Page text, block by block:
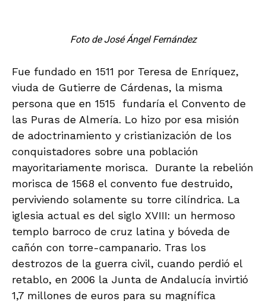
Foto de José Ángel Fernández
Fue fundado en 1511 por Teresa de Enríquez,
viuda de Gutierre de Cárdenas, la misma
persona que en 1515 fundaría el Convento de
las Puras de Almería. Lo hizo por esa misión
de adoctrinamiento y cristianización de los
conquistadores sobre una población
mayoritariamente morisca. Durante la rebelión
morisca de 1568 el convento fue destruido,
perviviendo solamente su torre cilíndrica. La
iglesia actual es del siglo XVIII: un hermoso
templo barroco de cruz latina y bóveda de
cañón con torre-campanario. Tras los
destrozos de la guerra civil, cuando perdió el
retablo, en 2006 la Junta de Andalucía invirtió
1,7 millones de euros para su magnífica